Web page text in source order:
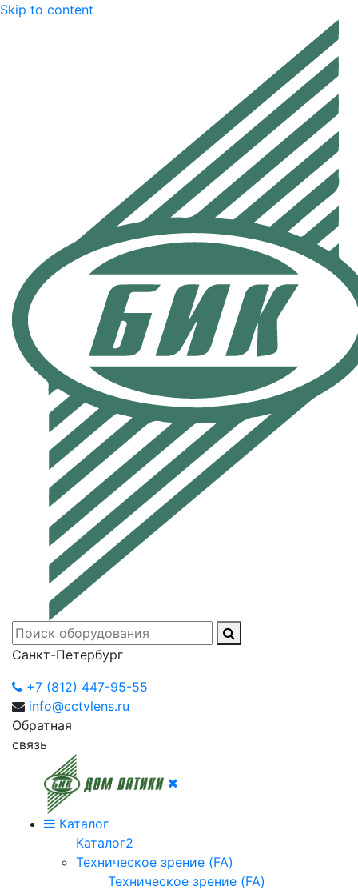
Skip to content
Санкт-Петербург
+7 (812) 447-95-55
info@cctvlens.ru
Обратная
связь
Каталог
Каталог2
Техническое зрение (FA)
Техническое зрение (FA)